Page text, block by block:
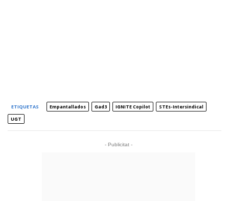
ETIQUETAS Empantallados Gad3 IGNITE Copilot
STEs-Intersindical
UGT
- Publicitat -